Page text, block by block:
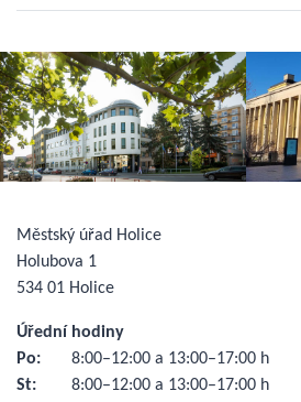
Městský úřad Holice
Holubova 1
534 01 Holice
Úřední hodiny
Po:
8:00–12:00 a 13:00–17:00 h
St:
8:00–12:00 a 13:00–17:00 h